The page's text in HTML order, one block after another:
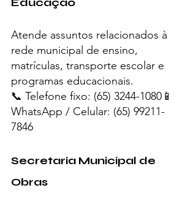
Atende assuntos relacionados à
rede municipal de ensino,
matrículas, transporte escolar e
programas educacionais.
📞 Telefone fixo: (65) 3244-1080📱
WhatsApp / Celular: (65) 99211-
7846
Secretaria Municipal de
Obras